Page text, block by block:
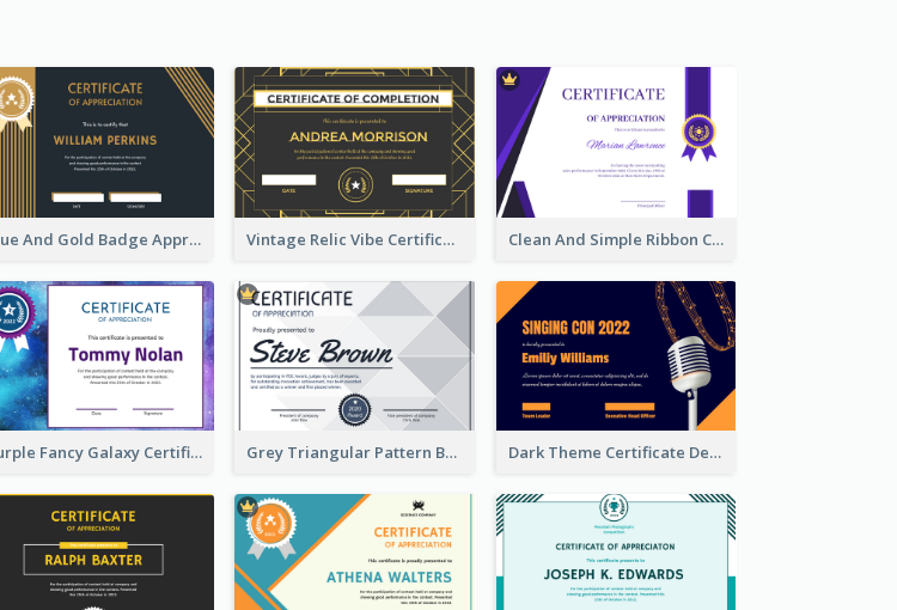
Blue And Gold Badge Appreciation Certificate Vintage Relic Vibe Certificate Design Template Clean And Simple Ribbon Certificate Design Ideas
Purple Fancy Galaxy Certificate Grey Triangular Pattern Best Certificate Design Dark Theme Certificate Design For Singing Contest